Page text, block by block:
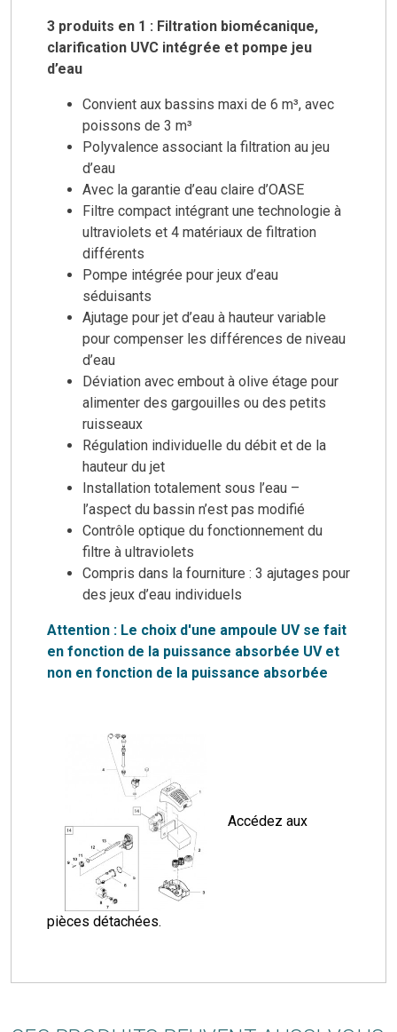
3 produits en 1 : Filtration biomécanique,
clarification UVC intégrée et pompe jeu
d’eau
Convient aux bassins maxi de 6 m³, avec
poissons de 3 m³
Polyvalence associant la filtration au jeu
d’eau
Avec la garantie d’eau claire d’OASE
Filtre compact intégrant une technologie à
ultraviolets et 4 matériaux de filtration
différents
Pompe intégrée pour jeux d’eau
séduisants
Ajutage pour jet d’eau à hauteur variable
pour compenser les différences de niveau
d’eau
Déviation avec embout à olive étage pour
alimenter des gargouilles ou des petits
ruisseaux
Régulation individuelle du débit et de la
hauteur du jet
Installation totalement sous l’eau –
l’aspect du bassin n’est pas modifié
Contrôle optique du fonctionnement du
filtre à ultraviolets
Compris dans la fourniture : 3 ajutages pour
des jeux d’eau individuels
Attention : Le choix d'une ampoule UV se fait
en fonction de la puissance absorbée UV et
non en fonction de la puissance absorbée
Accédez aux
pièces détachées.